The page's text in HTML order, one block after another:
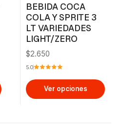
BEBIDA COCA
COLA Y SPRITE 3
LT VARIEDADES
LIGHT/ZERO
$2.650
5.0
Ver opciones